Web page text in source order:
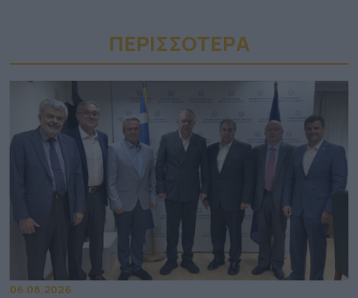
ΠΕΡΙΣΣΟΤΕΡA
06.08.2026